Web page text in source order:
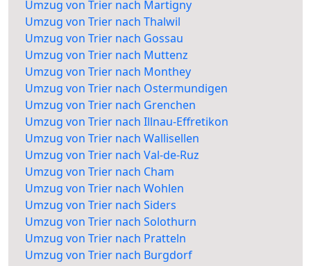
Umzug von Trier nach Martigny
Umzug von Trier nach Thalwil
Umzug von Trier nach Gossau
Umzug von Trier nach Muttenz
Umzug von Trier nach Monthey
Umzug von Trier nach Ostermundigen
Umzug von Trier nach Grenchen
Umzug von Trier nach Illnau-Effretikon
Umzug von Trier nach Wallisellen
Umzug von Trier nach Val-de-Ruz
Umzug von Trier nach Cham
Umzug von Trier nach Wohlen
Umzug von Trier nach Siders
Umzug von Trier nach Solothurn
Umzug von Trier nach Pratteln
Umzug von Trier nach Burgdorf